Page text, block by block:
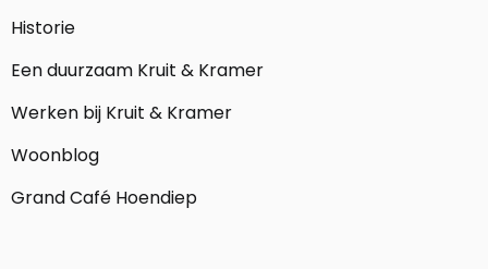
Historie
Een duurzaam Kruit & Kramer
Werken bij Kruit & Kramer
Woonblog
Grand Café Hoendiep